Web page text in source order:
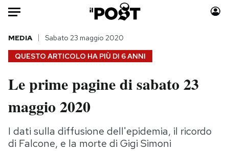
Auto
HOME
Italia
Politica
Tecnologia
Internet
Moda
Storie/Idee
Ok Boomer!
QUESTO ARTICOLO HA PIÙ DI 6 ANNI
MEDIA Sabato 23 maggio 2020
Le prime pagine di sabato 23
maggio 2020
I dati sulla diffusione dell'epidemia, il ricordo
di Falcone, e la morte di Gigi Simoni